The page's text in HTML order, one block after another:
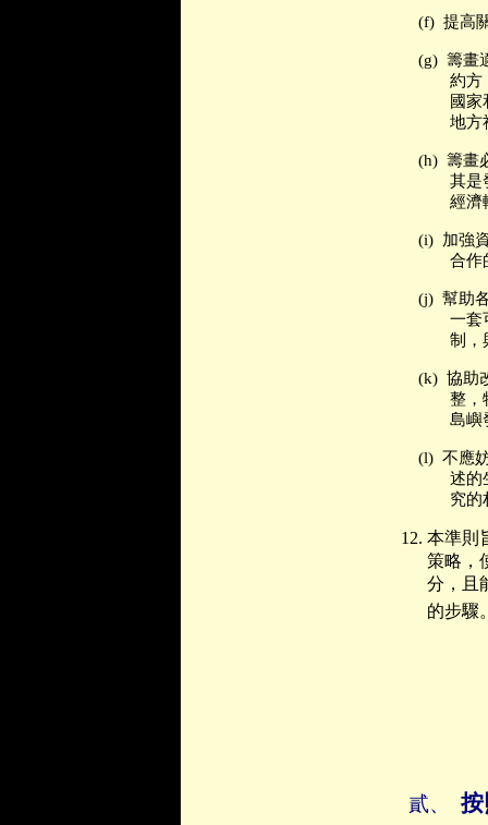
(f) 提高
(g) 籌畫
約方
國家
地方
(h) 籌畫
其是
經濟
(i) 加強
合作
(j) 幫助
一套
制，
(k) 協助
整，
島嶼
(l) 不應
述的
究的
12. 本準則
策略，
分，且
的步驟
貳、